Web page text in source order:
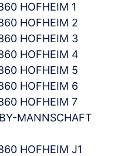
HOFHEIM 1
HOFHEIM 2
HOFHEIM 3
HOFHEIM 4
HOFHEIM 5
HOFHEIM 6
HOFHEIM 7
MANNSCHAFT
HOFHEIM J1